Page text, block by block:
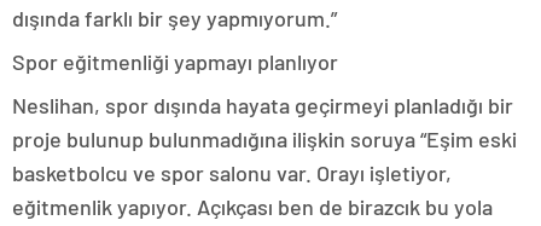
dışında farklı bir şey yapmıyorum.”
Spor eğitmenliği yapmayı planlıyor
Neslihan, spor dışında hayata geçirmeyi planladığı bir
proje bulunup bulunmadığına ilişkin soruya “Eşim eski
basketbolcu ve spor salonu var. Orayı işletiyor,
eğitmenlik yapıyor. Açıkçası ben de birazcık bu yola